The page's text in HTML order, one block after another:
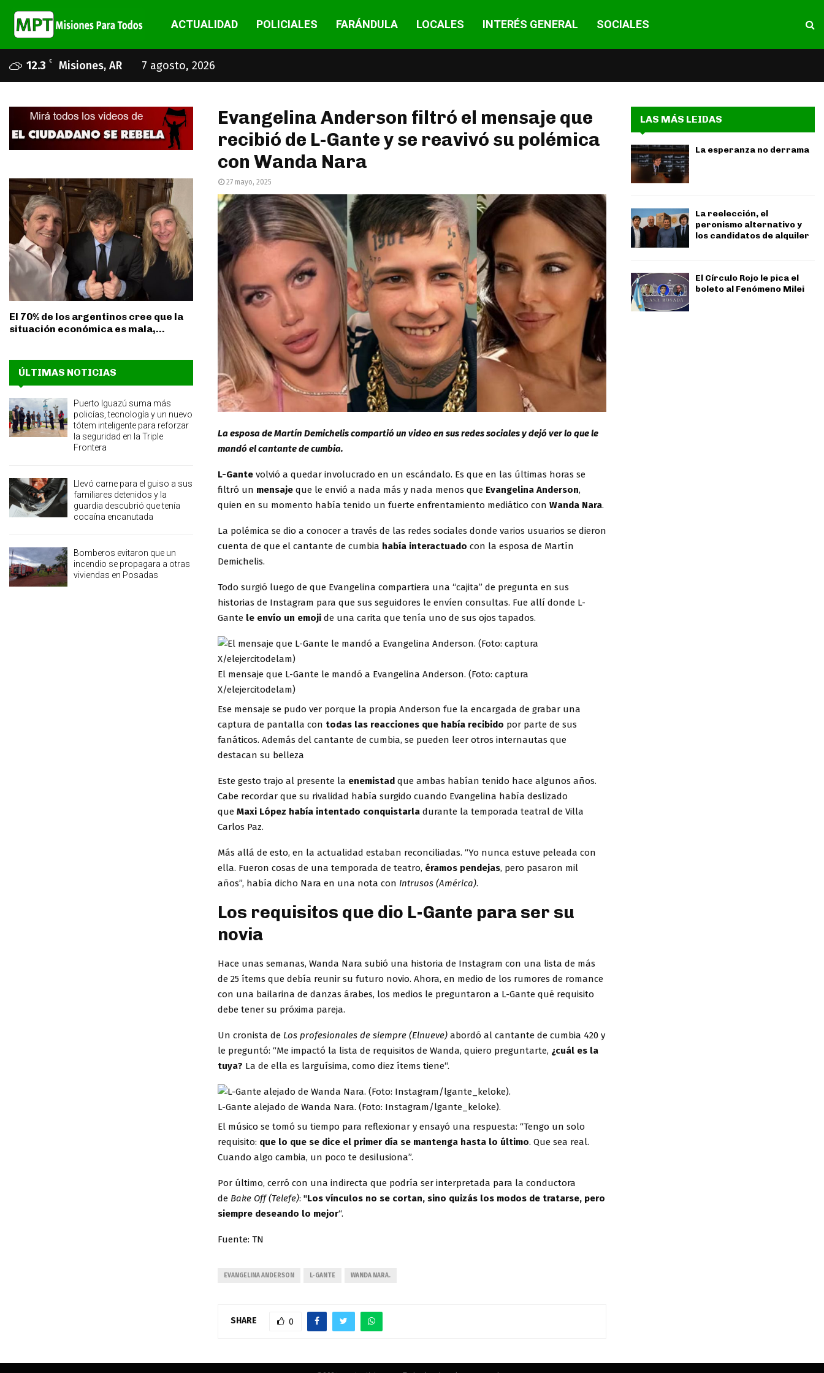
ACTUALIDAD POLICIALES FARÁNDULA LOCALES INTERÉS GENERAL SOCIALES
12.3 C Misiones, AR 7 agosto, 2026
Evangelina Anderson filtró el mensaje que
recibió de L-Gante y se reavivó su polémica
con Wanda Nara
27 mayo, 2025
La esposa de Martín Demichelis compartió un video en sus redes sociales y dejó ver lo que le
mandó el cantante de cumbia.
L-Gante volvió a quedar involucrado en un escándalo. Es que en las últimas horas se
filtró un mensaje que le envió a nada más y nada menos que Evangelina Anderson,
quien en su momento había tenido un fuerte enfrentamiento mediático con Wanda Nara.
La polémica se dio a conocer a través de las redes sociales donde varios usuarios se dieron
cuenta de que el cantante de cumbia había interactuado con la esposa de Martín
Demichelis.
Todo surgió luego de que Evangelina compartiera una “cajita” de pregunta en sus
historias de Instagram para que sus seguidores le envíen consultas. Fue allí donde L-
Gante le envío un emoji de una carita que tenía uno de sus ojos tapados.
El mensaje que L-Gante le mandó a Evangelina Anderson. (Foto: captura
X/elejercitodelam)
Ese mensaje se pudo ver porque la propia Anderson fue la encargada de grabar una
captura de pantalla con todas las reacciones que había recibido por parte de sus
fanáticos. Además del cantante de cumbia, se pueden leer otros internautas que
destacan su belleza
Este gesto trajo al presente la enemistad que ambas habían tenido hace algunos años.
Cabe recordar que su rivalidad había surgido cuando Evangelina había deslizado
que Maxi López había intentado conquistarla durante la temporada teatral de Villa
Carlos Paz.
Más allá de esto, en la actualidad estaban reconciliadas. “Yo nunca estuve peleada con
ella. Fueron cosas de una temporada de teatro, éramos pendejas, pero pasaron mil
años”, había dicho Nara en una nota con Intrusos (América).
Los requisitos que dio L-Gante para ser su
novia
Hace unas semanas, Wanda Nara subió una historia de Instagram con una lista de más
de 25 ítems que debía reunir su futuro novio. Ahora, en medio de los rumores de romance
con una bailarina de danzas árabes, los medios le preguntaron a L-Gante qué requisito
debe tener su próxima pareja.
Un cronista de Los profesionales de siempre (Elnueve) abordó al cantante de cumbia 420 y
le preguntó: “Me impactó la lista de requisitos de Wanda, quiero preguntarte, ¿cuál es la
tuya? La de ella es larguísima, como diez ítems tiene“.
L-Gante alejado de Wanda Nara. (Foto: Instagram/lgante_keloke).
El músico se tomó su tiempo para reflexionar y ensayó una respuesta: “Tengo un solo
requisito: que lo que se dice el primer día se mantenga hasta lo último. Que sea real.
Cuando algo cambia, un poco te desilusiona”.
Por último, cerró con una indirecta que podría ser interpretada para la conductora
de Bake Off (Telefe): "Los vínculos no se cortan, sino quizás los modos de tratarse, pero
siempre deseando lo mejor“.
Fuente: TN
EVANGELINA ANDERSON L-GANTE WANDA NARA.
SHARE 0
El 70% de los argentinos cree que la
situación económica es mala,...
ÚLTIMAS NOTICIAS
Puerto Iguazú suma más
policías, tecnología y un nuevo
tótem inteligente para reforzar
la seguridad en la Triple
Frontera
Llevó carne para el guiso a sus
familiares detenidos y la
guardia descubrió que tenía
cocaína encanutada
Bomberos evitaron que un
incendio se propagara a otras
viviendas en Posadas
LAS MÁS LEIDAS
La esperanza no derrama
La reelección, el
peronismo alternativo y
los candidatos de alquiler
El Círculo Rojo le pica el
boleto al Fenómeno Milei